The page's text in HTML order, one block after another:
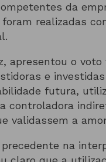
da
realizadas
apresentou o
e
futura,
controladora
validassem a
na